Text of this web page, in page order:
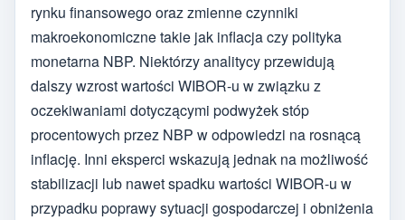
rynku finansowego oraz zmienne czynniki
makroekonomiczne takie jak inflacja czy polityka
monetarna NBP. Niektórzy analitycy przewidują
dalszy wzrost wartości WIBOR-u w związku z
oczekiwaniami dotyczącymi podwyżek stóp
procentowych przez NBP w odpowiedzi na rosnącą
inflację. Inni eksperci wskazują jednak na możliwość
stabilizacji lub nawet spadku wartości WIBOR-u w
przypadku poprawy sytuacji gospodarczej i obniżenia